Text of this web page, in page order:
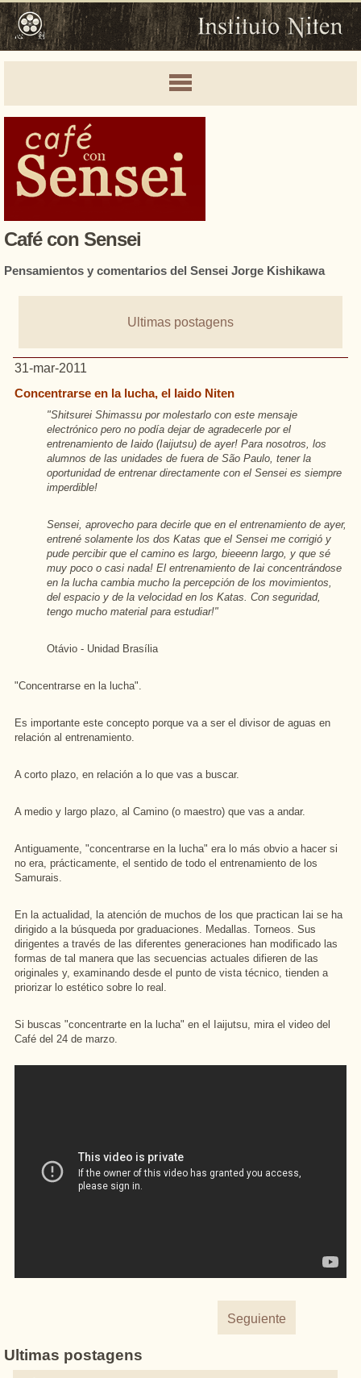
Café con Sensei
Pensamientos y comentarios del Sensei Jorge Kishikawa
Ultimas postagens
31-mar-2011
Concentrarse en la lucha, el Iaido Niten
"Shitsurei Shimassu por molestarlo con este mensaje
electrónico pero no podía dejar de agradecerle por el
entrenamiento de Iaido (Iaijutsu) de ayer! Para nosotros, los
alumnos de las unidades de fuera de São Paulo, tener la
oportunidad de entrenar directamente con el Sensei es siempre
imperdible!
Sensei, aprovecho para decirle que en el entrenamiento de ayer,
entrené solamente los dos Katas que el Sensei me corrigió y
pude percibir que el camino es largo, bieeenn largo, y que sé
muy poco o casi nada! El entrenamiento de Iai concentrándose
en la lucha cambia mucho la percepción de los movimientos,
del espacio y de la velocidad en los Katas. Con seguridad,
tengo mucho material para estudiar!"
Otávio - Unidad Brasília
"Concentrarse en la lucha".
Es importante este concepto porque va a ser el divisor de aguas en
relación al entrenamiento.
A corto plazo, en relación a lo que vas a buscar.
A medio y largo plazo, al Camino (o maestro) que vas a andar.
Antiguamente, "concentrarse en la lucha" era lo más obvio a hacer si
no era, prácticamente, el sentido de todo el entrenamiento de los
Samurais.
En la actualidad, la atención de muchos de los que practican Iai se ha
dirigido a la búsqueda por graduaciones. Medallas. Torneos. Sus
dirigentes a través de las diferentes generaciones han modificado las
formas de tal manera que las secuencias actuales difieren de las
originales y, examinando desde el punto de vista técnico, tienden a
priorizar lo estético sobre lo real.
Si buscas "concentrarte en la lucha" en el Iaijutsu, mira el video del
Café del 24 de marzo.
Seguiente
Ultimas postagens